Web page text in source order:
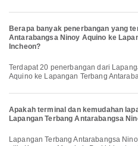
Berapa banyak penerbangan yang
Antarabangsa Ninoy Aquino ke
Incheon?
Terdapat 20 penerbangan dari Lapangan Terbang Antarabangsa Ninoy
Aquino ke Lapangan Terbang
Apakah terminal dan kemudahan
Lapangan Terbang Antarabangsa
Lapangan Terbang Antarabangsa Ninoy Aquino menawarkan Bas Ulang-